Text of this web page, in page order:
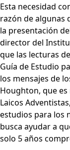
Esta necesidad
razón de algunas
la presentación
director del
que las lecturas
Guía de Estudio
los mensajes de
Houghton, que
Laicos
estudios para los
busca ayudar a
solo 5 años